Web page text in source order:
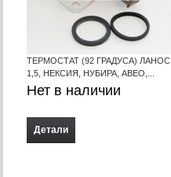
ТЕРМОСТАТ (92 ГРАДУСА) ЛАНОС
1,5, НЕКСИЯ, НУБИРА, АВЕО,...
Нет в наличии
Детали